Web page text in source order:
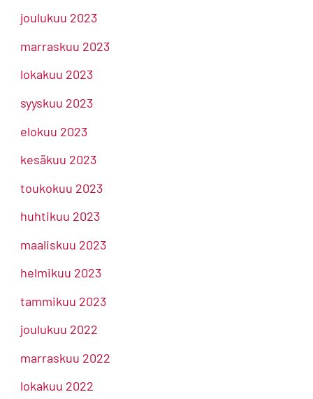
joulukuu 2023
marraskuu 2023
lokakuu 2023
syyskuu 2023
elokuu 2023
kesäkuu 2023
toukokuu 2023
huhtikuu 2023
maaliskuu 2023
helmikuu 2023
tammikuu 2023
joulukuu 2022
marraskuu 2022
lokakuu 2022